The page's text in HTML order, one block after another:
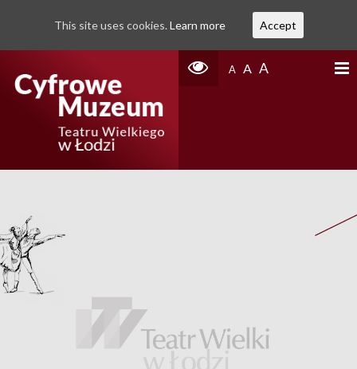
A A A
This site uses cookies. Learn more Accept